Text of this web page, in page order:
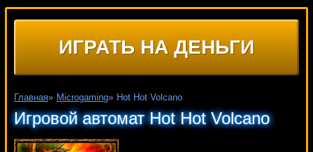
ИГРАТЬ НА ДЕНЬГИ
Главная» Microgaming» Hot Hot Volcano
Игровой автомат Hot Hot Volcano